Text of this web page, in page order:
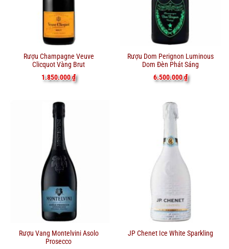
Rượu Champagne Veuve
Clicquot Vàng Brut
1.850.000₫
Rượu Dom Perignon Luminous
Dom Đèn Phát Sáng
6.500.000₫
Rượu Vang Montelvini Asolo
Prosecco
JP Chenet Ice White Sparkling